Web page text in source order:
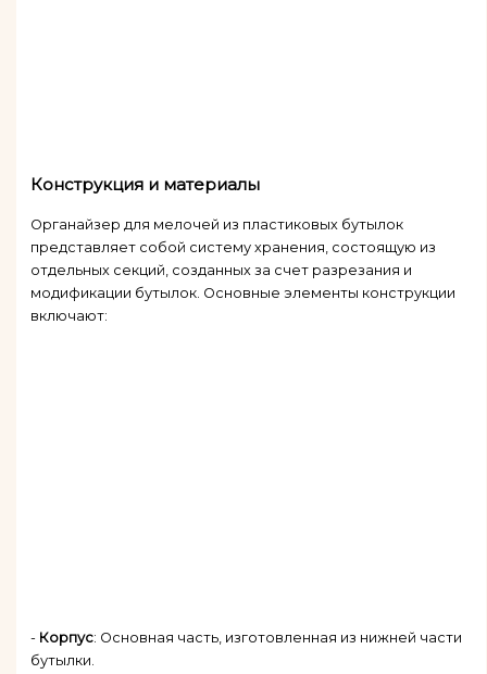
Конструкция и материалы
Органайзер для мелочей из пластиковых бутылок
представляет собой систему хранения, состоящую из
отдельных секций, созданных за счет разрезания и
модификации бутылок. Основные элементы конструкции
включают:
- Корпус: Основная часть, изготовленная из нижней части
бутылки.